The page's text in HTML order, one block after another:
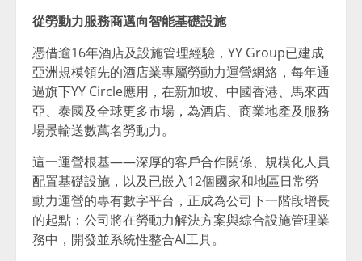
從勞動力服務商邁向智能基礎設施
憑借逾16年酒店及設施管理經驗，YY Group已建成
亞洲規模領先的酒店業專屬勞動力運營網絡，每年通
過旗下YY Circle應用，在新加坡、中國香港、馬來西
亞、泰國及全球更多市場，為酒店、商業地產及服務
場景輸送數萬名勞動力。
這一運營根基——深厚的客戶合作關係、規模化人員
配置基礎設施，以及已嵌入12個國家和地區日常勞
動力運營的專有數字平台，正成為公司下一階段增長
的起點：公司將在勞動力解決方案與綜合設施管理業
務中，開發並系統性整合AI工具。